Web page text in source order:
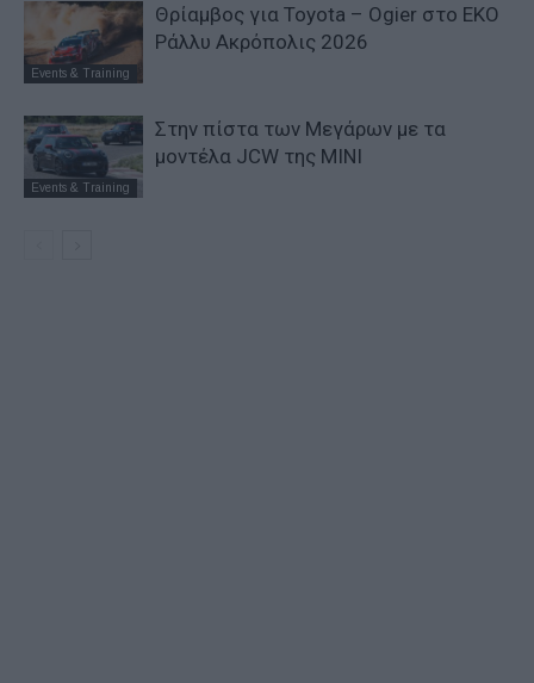
Events & Training
Θρίαμβος για Toyota – Ogier στο ΕΚΟ
Ράλλυ Ακρόπολις 2026
Events & Training
Στην πίστα των Μεγάρων με τα
μοντέλα JCW της MINI